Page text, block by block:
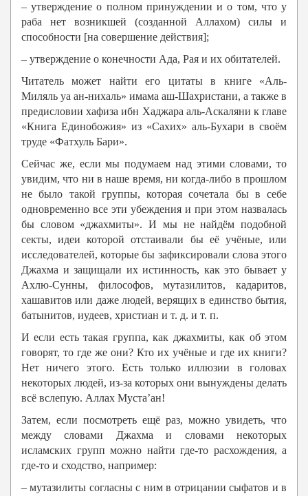
– утверждение о полном принуждении и о том, что у
раба нет возникшей (созданной Аллахом) силы и
способности [на совершение действия];
– утверждение о конечности Ада, Рая и их обитателей.
Читатель может найти его цитаты в книге «Аль-
Миляль уа ан-нихаль» имама аш-Шахристани, а также в
предисловии хафиза ибн Хаджара аль-Аскаляни к главе
«Книга Единобожия» из «Сахих» аль-Бухари в своём
труде «Фатхуль Бари».
Сейчас же, если мы подумаем над этими словами, то
увидим, что ни в наше время, ни когда-либо в прошлом
не было такой группы, которая сочетала бы в себе
одновременно все эти убеждения и при этом назвалась
бы словом «джахмиты». И мы не найдём подобной
секты, идеи которой отстаивали бы её учёные, или
исследователей, которые бы зафиксировали слова этого
Джахма и защищали их истинность, как это бывает у
Ахлю-Сунны, философов, мутазилитов, кадаритов,
хашавитов или даже людей, верящих в единство бытия,
батынитов, иудеев, христиан и т. д. и т. п.
И если есть такая группа, как джахмиты, как об этом
говорят, то где же они? Кто их учёные и где их книги?
Нет ничего этого. Есть только иллюзии в головах
некоторых людей, из-за которых они вынуждены делать
всё вслепую. Аллах Муста’ан!
Затем, если посмотреть ещё раз, можно увидеть, что
между словами Джахма и словами некоторых
исламских групп можно найти где-то расхождения, а
где-то и сходство, например:
– мутазилиты согласны с ним в отрицании сыфатов и в